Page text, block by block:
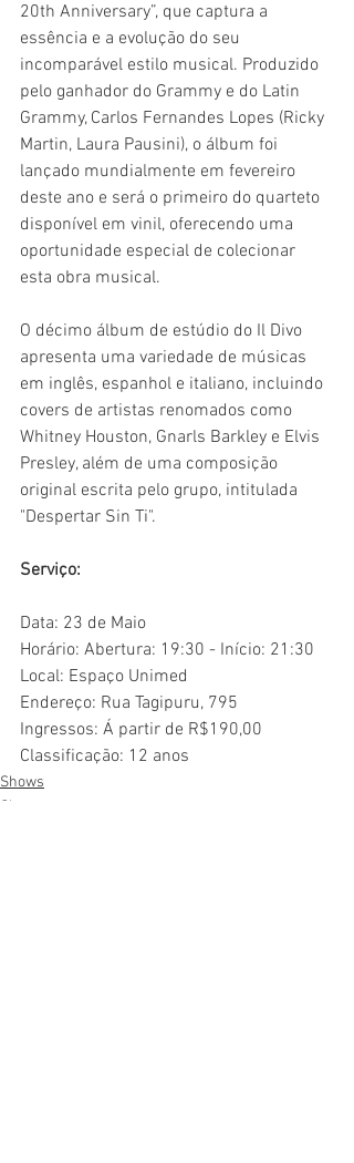
20th Anniversary”, que captura a
essência e a evolução do seu
incomparável estilo musical. Produzido
pelo ganhador do Grammy e do Latin
Grammy, Carlos Fernandes Lopes (Ricky
Martin, Laura Pausini), o álbum foi
lançado mundialmente em fevereiro
deste ano e será o primeiro do quarteto
disponível em vinil, oferecendo uma
oportunidade especial de colecionar
esta obra musical.
O décimo álbum de estúdio do Il Divo
apresenta uma variedade de músicas
em inglês, espanhol e italiano, incluindo
covers de artistas renomados como
Whitney Houston, Gnarls Barkley e Elvis
Presley, além de uma composição
original escrita pelo grupo, intitulada
"Despertar Sin Ti".
Serviço:
Data: 23 de Maio
Horário: Abertura: 19:30 - Início: 21:30
Local: Espaço Unimed
Endereço: Rua Tagipuru, 795
Ingressos: Á partir de R$190,00
Classificação: 12 anos
Shows
Show